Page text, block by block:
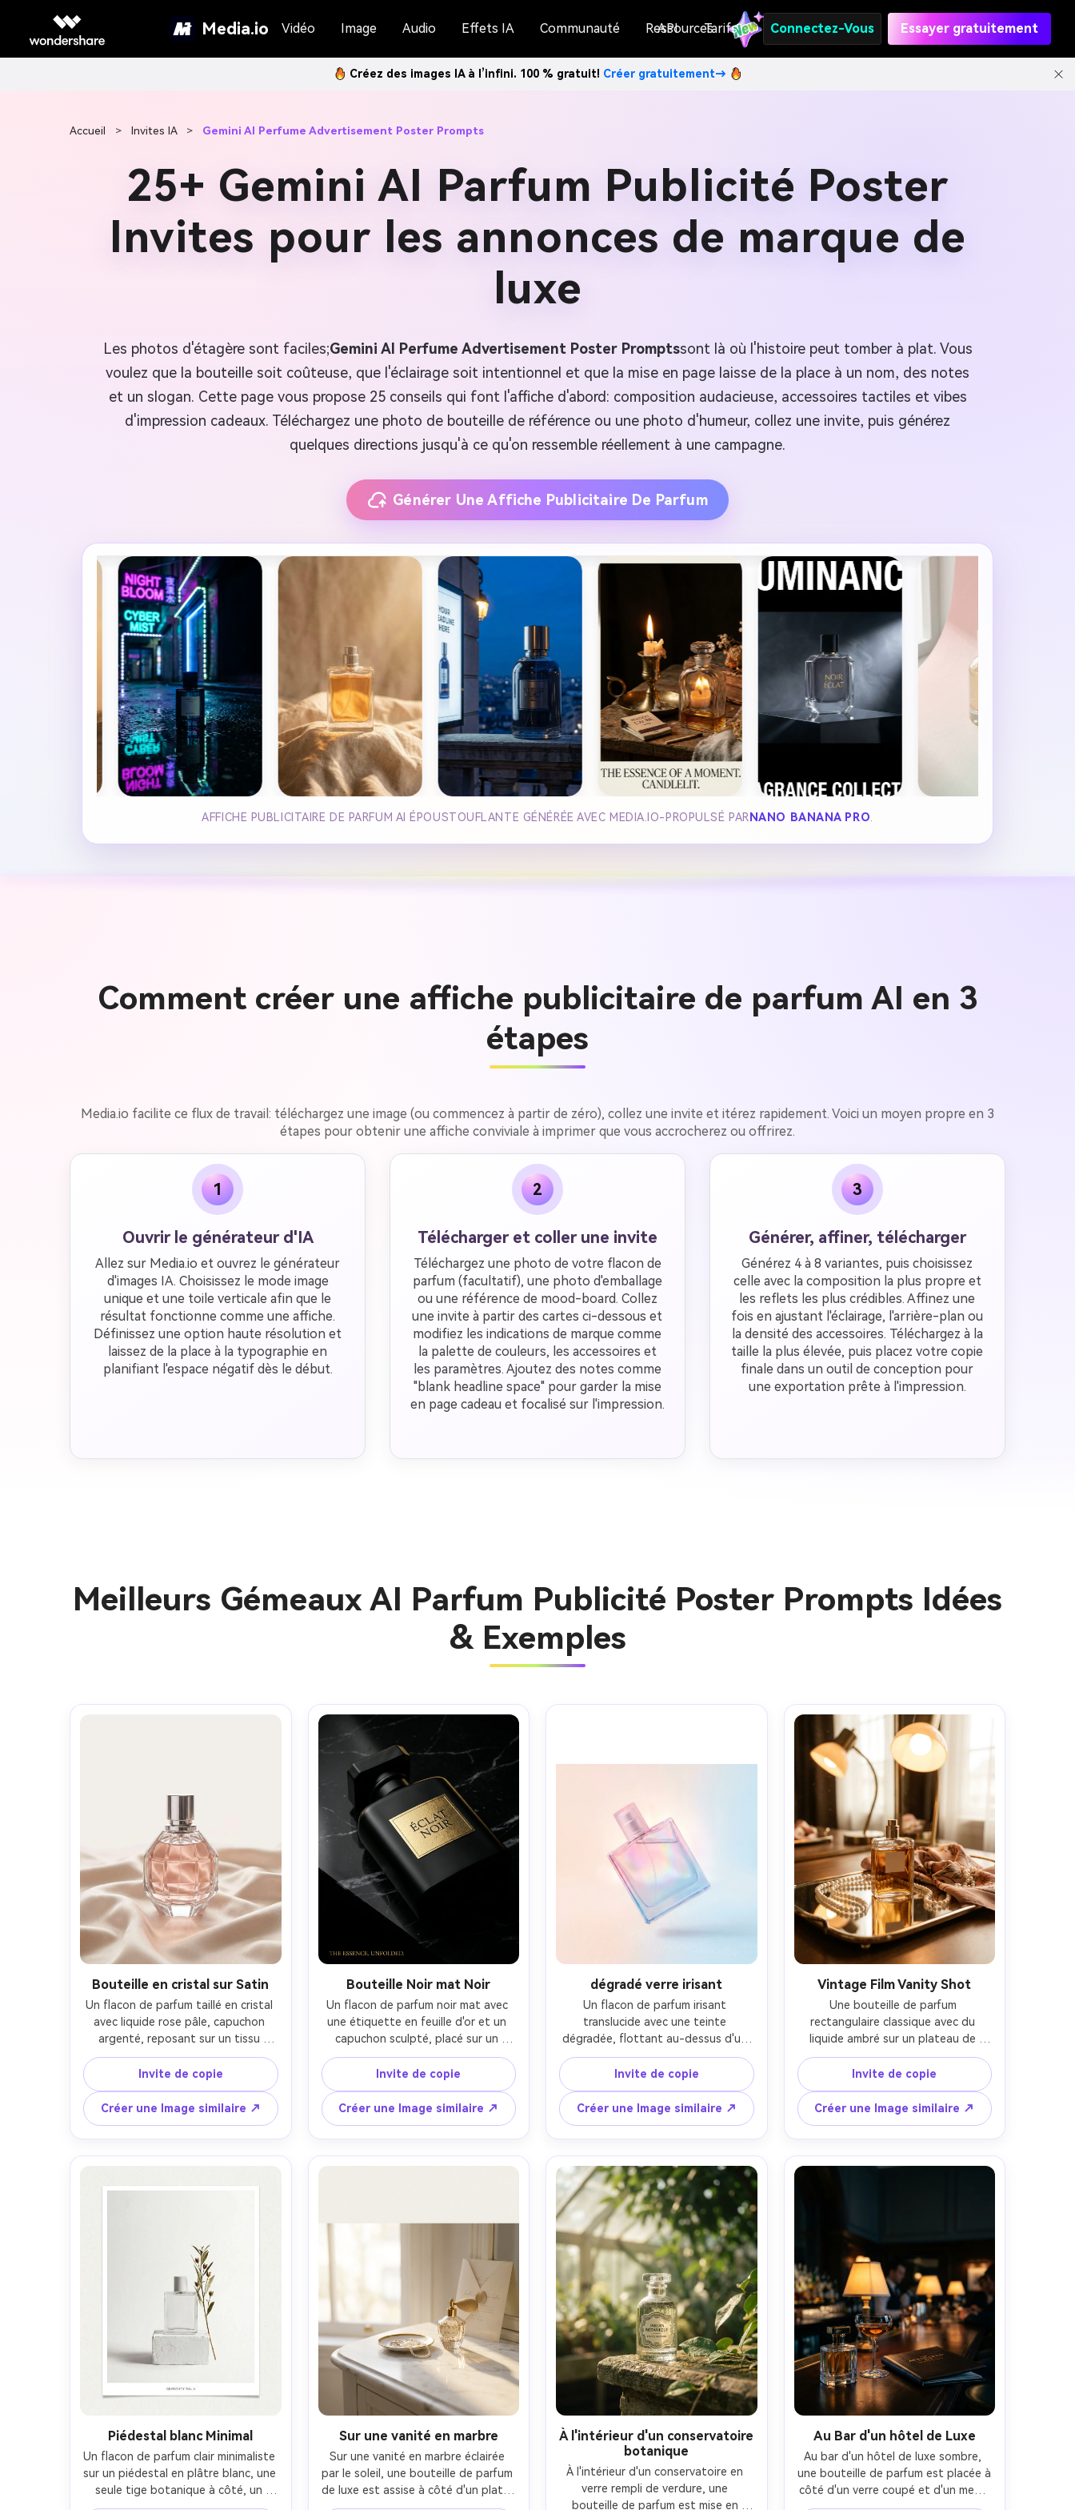
Media.io Vidéo Image Audio Effets IA Communauté Ressources
API Tarifs Connectez-Vous Essayer gratuitement
Créez des images IA à l’infini. 100 % gratuit! Créer gratuitement→
Accueil > Invites IA > Gemini AI Perfume Advertisement Poster Prompts
25+ Gemini AI Parfum Publicité Poster
Invites pour les annonces de marque de
luxe
Les photos d'étagère sont faciles;Gemini AI Perfume Advertisement Poster Promptssont là où l'histoire peut tomber à plat. Vous
voulez que la bouteille soit coûteuse, que l'éclairage soit intentionnel et que la mise en page laisse de la place à un nom, des notes
et un slogan. Cette page vous propose 25 conseils qui font l'affiche d'abord: composition audacieuse, accessoires tactiles et vibes
d'impression cadeaux. Téléchargez une photo de bouteille de référence ou une photo d'humeur, collez une invite, puis générez
quelques directions jusqu'à ce qu'on ressemble réellement à une campagne.
Générer Une Affiche Publicitaire De Parfum
AFFICHE PUBLICITAIRE DE PARFUM AI ÉPOUSTOUFLANTE GÉNÉRÉE AVEC MEDIA.IO-PROPULSÉ PAR NANO BANANA PRO
Comment créer une affiche publicitaire de parfum AI en 3
étapes
Media.io facilite ce flux de travail: téléchargez une image (ou commencez à partir de zéro), collez une invite et itérez rapidement. Voici un moyen propre en 3
étapes pour obtenir une affiche conviviale à imprimer que vous accrocherez ou offrirez.
1
Ouvrir le générateur d'IA
Allez sur Media.io et ouvrez le générateur
d'images IA. Choisissez le mode image
unique et une toile verticale afin que le
résultat fonctionne comme une affiche.
Définissez une option haute résolution et
laissez de la place à la typographie en
planifiant l'espace négatif dès le début.
2
Télécharger et coller une invite
Téléchargez une photo de votre flacon de
parfum (facultatif), une photo d'emballage
ou une référence de mood-board. Collez
une invite à partir des cartes ci-dessous et
modifiez les indications de marque comme
la palette de couleurs, les accessoires et
les paramètres. Ajoutez des notes comme
"blank headline space" pour garder la mise
en page cadeau et focalisé sur l'impression.
3
Générer, affiner, télécharger
Générez 4 à 8 variantes, puis choisissez
celle avec la composition la plus propre et
les reflets les plus crédibles. Affinez une
fois en ajustant l'éclairage, l'arrière-plan ou
la densité des accessoires. Téléchargez à la
taille la plus élevée, puis placez votre copie
finale dans un outil de conception pour
une exportation prête à l'impression.
Meilleurs Gémeaux AI Parfum Publicité Poster Prompts Idées
& Exemples
Bouteille en cristal sur Satin
Un flacon de parfum taillé en cristal
avec liquide rose pâle, capuchon
argenté, reposant sur un tissu
satiné de champagne ondulé, un
design d'affiche de luxe minimal avec
un espace vide généreux pour le
titre en haut, des reflets doux et
des reflets clairs, un éclairage de
beauté de studio avec une grande
softbox et une lumière subtile de
f/4, cadre héros droit, composition
photoréalistes et des ombres
naturelles, évaluation des couleurs
éditoriales haute résolution-AR 4:5
Invite de copie
Créer une Image similaire ↗
Bouteille Noir mat Noir
Un flacon de parfum noir mat avec
une étiquette en feuille d'or et un
capuchon sculpté, placé sur un
marbre noir avec une faible veine,
une disposition d'affiche de luxe
avec un espace en bas à gauche
pour le slogan, un stroboscope
studio dramatique discret avec une
grille serrée et une lumière mince sur
le bord, Canon EOS R5, 70 mm, mise
contraste, microtexture réaliste sur
une finition mate et un décrochage
d'ombre nette, look d'impression
premium-AR 4:5
Invite de copie
Créer une Image similaire ↗
dégradé verre irisant
Un flacon de parfum irisant
translucide avec une teinte
dégradée, flottant au-dessus d'un
fond pastel doux avec un grain de
papier subtil, affiche de campagne
moderne avec un espace vide propre
pour le texte, un éclairage haut de
gamme diffusé et un rétroéclairage
doux à travers le verre, Nikon Z7 II,
50mm f/5.6, composition symétrique
centrée, ambiance optimiste aérée,
réfractions photoréalistes et
réflexions naturelles, bords nets,
haute résolution-AR 4:5
Invite de copie
Créer une Image similaire ↗
Vintage Film Vanity Shot
Une bouteille de parfum
rectangulaire classique avec du
liquide ambré sur un plateau de
vanité miroir, des perles dispersées
et une foulard en soie pliée comme
accessoires, composition d'affiche
verticale avec marge supérieure
réservée à la marque, pratiques en
tungstène chaud avec remplissage
de fenêtre doux, Fujifilm GFX 100, 63
en verre et ombres réalistes,
éclairage cinématographique doux-
-ar 4:5
Invite de copie
Créer une Image similaire ↗
Piédestal blanc Minimal
Un flacon de parfum clair minimaliste
sur un piédestal en plâtre blanc, une
seule tige botanique à côté, un
design d'affiche de type galerie avec
Sur une vanité en marbre
Sur une vanité en marbre éclairée
par le soleil, une bouteille de parfum
de luxe est assise à côté d'un plat à
bijoux en or et d'une carte
À l'intérieur d'un conservatoire
botanique
À l'intérieur d'un conservatoire en
verre rempli de verdure, une
bouteille de parfum est mise en
Au Bar d'un hôtel de Luxe
Au bar d'un hôtel de luxe sombre,
une bouteille de parfum est placée à
côté d'un verre coupé et d'un menu
relié en cuir, une composition